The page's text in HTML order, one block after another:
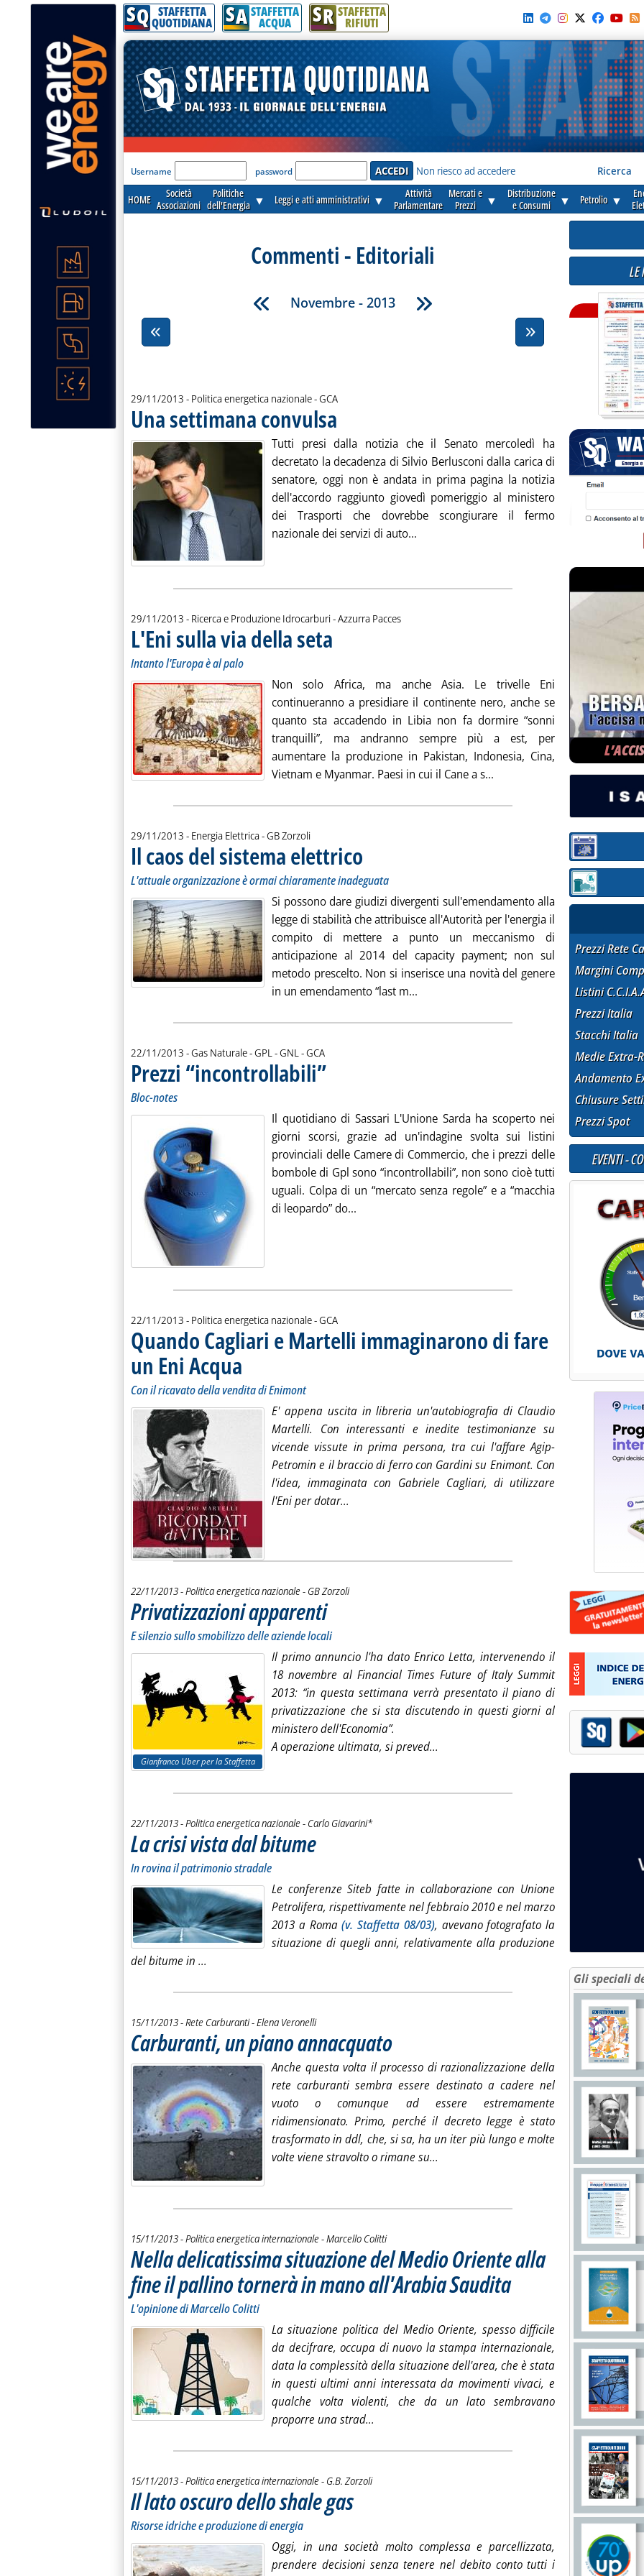
SQ STAFFETTA
QUOTIDIANA SA STAFFETTA
ACQUA SR STAFFETTA
RIFIUTI
'Modulo Login per accedere'
Username password Non riesco ad accedere Ricerca
HOME
Società
Associazioni
Politiche
dell'Energia ▼ Leggi e atti amministrativi ▼
Attività
Parlamentare
Mercati e
Prezzi
▼
Distribuzione
e Consumi
▼ Petrolio ▼
Commenti - Editoriali
Novembre - 2013
29/11/2013 - Politica energetica nazionale -di:
GCA
Una settimana convulsa
Tutti presi dalla notizia che il Senato mercoledì ha
decretato la decadenza di Silvio Berlusconi dalla carica di
senatore, oggi non è andata in prima pagina la notizia
dell'accordo raggiunto giovedì pomeriggio al ministero
dei Trasporti che dovrebbe scongiurare il fermo
nazionale dei servizi di auto... Leggi tutta la notizia: 'Una settimana
29/11/2013 - Ricerca e Produzione Idrocarburi -di:
Azzurra Pacces
L'Eni sulla via della seta
Intanto l'Europa è al palo
Non solo Africa, ma anche Asia. Le trivelle Eni
continueranno a presidiare il continente nero, anche se
quanto sta accadendo in Libia non fa dormire “sonni
tranquilli”, ma andranno sempre più a est, per
aumentare la produzione in Pakistan, Indonesia, Cina,
Vietnam e Myanmar. Paesi in cui il Cane a s... Leggi tutta la notizia: 'L'Eni
29/11/2013 - Energia Elettrica -di:
GB Zorzoli
Il caos del sistema elettrico . Sottotitolo: L'attuale organizzazione è ormai chiaramente inadeguata
L'attuale organizzazione è ormai chiaramente inadeguata
Si possono dare giudizi divergenti sull'emendamento alla
legge di stabilità che attribuisce all'Autorità per l'energia il
compito di mettere a punto un meccanismo di
anticipazione al 2014 del capacity payment; non sul
metodo prescelto. Non si inserisce una novità del genere
in un emendamento “last m... Leggi tutta la notizia: 'Il caos del sistema
22/11/2013 - Gas Naturale - GPL - GNL -di:
GCA
Prezzi “incontrollabili”. Sottotitolo: Bloc-notes
. Pubblicata venerdì 22 novembre 2013 alle 15.1.
Bloc-notes
Il quotidiano di Sassari L'Unione Sarda ha scoperto nei
giorni scorsi, grazie ad un'indagine svolta sui listini
provinciali delle Camere di Commercio, che i prezzi delle
bombole di Gpl sono “incontrollabili”, non sono cioè tutti
uguali. Colpa di un “mercato senza regole” e a “macchia
di leopardo” do...
22/11/2013 - Politica energetica nazionale -di:
GCA
Quando Cagliari e Martelli immaginarono di fare
un Eni Acqua . Sottotitolo: Con il ricavato della vendita di Enimont
. Pubblicata venerdì 22 novembre 2013 alle 12.14.
Con il ricavato della vendita di Enimont
E' appena uscita in libreria un'autobiografia di Claudio
Martelli. Con interessanti e inedite testimonianze su
vicende vissute in prima persona, tra cui l'affare Agip-
Petromin e il braccio di ferro con Gardini su Enimont. Con
l'idea, immaginata con Gabriele Cagliari, di utilizzare
l'Eni per dotar... Leggi tutta la notizia: 'Quando Cagliari e Martelli
22/11/2013- Politica energetica nazionale - di:
GB Zorzoli
Privatizzazioni apparenti. Sottotitolo: E silenzio sullo smobilizzo delle aziende locali
. Pubblicata venerdì 22 novembre 2013 alle 10.14.
E silenzio sullo smobilizzo delle aziende locali
Gianfranco Uber per la Staffetta
Il primo annuncio l'ha dato Enrico Letta, intervenendo il
18 novembre al Financial Times Future of Italy Summit
2013: “in questa settimana verrà presentato il piano di
privatizzazione che si sta discutendo in questi giorni al
ministero dell'Economia”.
A operazione ultimata, si preved... Leggi tutta la notizia: 'Privatizzazioni
22/11/2013- Politica energetica nazionale - di:
Carlo Giavarini*
La crisi vista dal bitume
In rovina il patrimonio stradale
Le conferenze Siteb fatte in collaborazione con Unione
Petrolifera, rispettivamente nel febbraio 2010 e nel marzo
2013 a Roma(v. Staffetta 08/03), avevano fotografato la
situazione di quegli anni, relativamente alla produzione
del bitume in ...
15/11/2013- Rete Carburanti - di:
Elena Veronelli
Carburanti, un piano annacquato
Anche questa volta il processo di razionalizzazione della
rete carburanti sembra essere destinato a cadere nel
vuoto o comunque ad essere estremamente
ridimensionato. Primo, perché il decreto legge è stato
trasformato in ddl, che, si sa, ha un iter più lungo e molte
volte viene stravolto o rimane su... Leggi tutta la notizia: 'Carburanti, un
15/11/2013- Politica energetica internazionale - di:
Marcello Colitti
Nella delicatissima situazione del Medio Oriente alla
fine il pallino tornerà in mano all'Arabia Saudita. Sottotitolo: L'opinione di Marcello Colitti
. Pubblicata venerdì 15 novembre 2013 alle
L'opinione di Marcello Colitti
La situazione politica del Medio Oriente, spesso difficile
da decifrare, occupa di nuovo la stampa internazionale,
data la complessità della situazione dell'area, che è stata
in questi ultimi anni interessata da movimenti vivaci, e
qualche volta violenti, che da un lato sembravano
proporre una strad... Leggi tutta la notizia: 'Nella delicatissima
15/11/2013- Politica energetica internazionale - di:
G.B. Zorzoli
Il lato oscuro dello shale gas. Sottotitolo: Risorse idriche e produzione di energia
. Pubblicata venerdì 15 novembre 2013 alle 10.21.
Risorse idriche e produzione di energia
Oggi, in una società molto complessa e parcellizzata,
prendere decisioni senza tenere nel debito conto tutti i
LE
Sezione:
Sezione:
STAFFETTA
Prezzi Rete
Margini
Listini
Prezzi Italia
Stacchi Italia
Medie Extra-
Andamento
Chiusure
Prezzi Spot
EVENTI -
Gli speciali